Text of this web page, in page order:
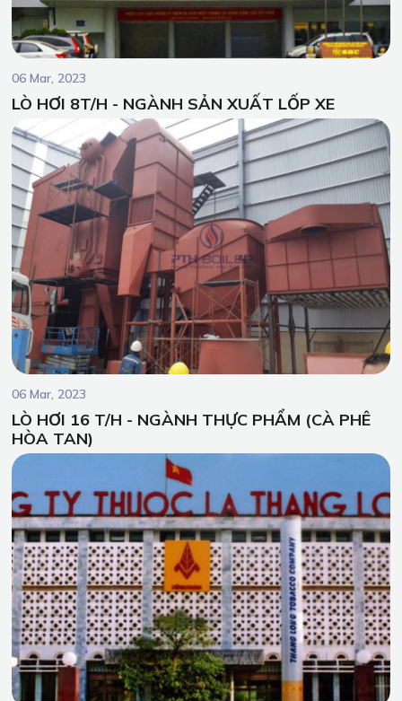
06 Mar, 2023
LÒ HƠI 8T/H - NGÀNH SẢN XUẤT LỐP XE
06 Mar, 2023
LÒ HƠI 16 T/H - NGÀNH THỰC PHẨM (CÀ PHÊ
HÒA TAN)